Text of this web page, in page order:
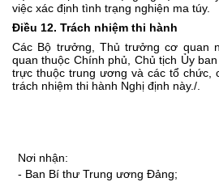
việc xác định tình trạng nghiện ma túy.
Điều 12. Trách nhiệm thi hành
Các Bộ trưởng, Thủ trưởng cơ quan
quan thuộc Chính phủ, Chủ tịch Ủy
trực thuộc trung ương và các tổ chức,
trách nhiệm thi hành Nghị định này./.
Nơi nhận:
- Ban Bí thư Trung ương Đảng;